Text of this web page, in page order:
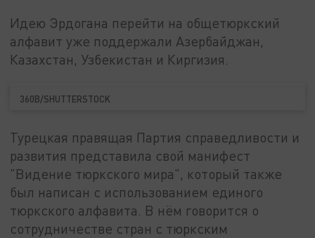
Идею Эрдогана перейти на общетюркский
алфавит уже поддержали Азербайджан,
Казахстан, Узбекистан и Киргизия.
360B/SHUTTERSTOCK
Турецкая правящая Партия справедливости и
развития представила свой манифест
"Видение тюркского мира", который также
был написан с использованием единого
тюркского алфавита. В нём говорится о
сотрудничестве стран с тюркским